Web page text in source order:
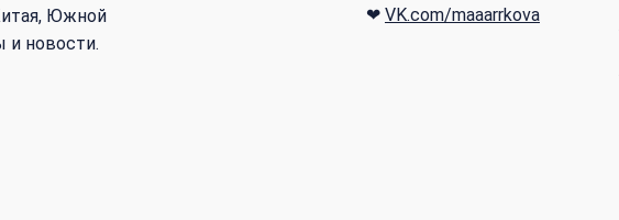
Южной
и новости.
❤ VK.com/maaarrkova